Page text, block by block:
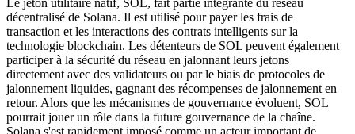
décentralisé de Solana. Il est utilisé pour payer les frais de
transaction et les interactions des contrats intelligents sur la
technologie blockchain. Les détenteurs de SOL peuvent également
participer à la sécurité du réseau en jalonnant leurs jetons
directement avec des validateurs ou par le biais de protocoles de
jalonnement liquides, gagnant des récompenses de jalonnement en
retour. Alors que les mécanismes de gouvernance évoluent, SOL
pourrait jouer un rôle dans la future gouvernance de la chaîne.
Solana s'est rapidement imposé comme un acteur important de